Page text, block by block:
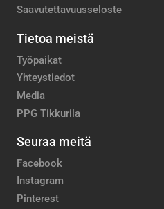
Saavutettavuusseloste
Tietoa meistä
Työpaikat
Yhteystiedot
Media
PPG Tikkurila
Seuraa meitä
Facebook
Instagram
Pinterest